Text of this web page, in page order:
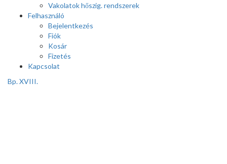
Vakolatok hőszig. rendszerek
Felhasználó
Bejelentkezés
Fiók
Kosár
Fizetés
Kapcsolat
Bp. XVIII.